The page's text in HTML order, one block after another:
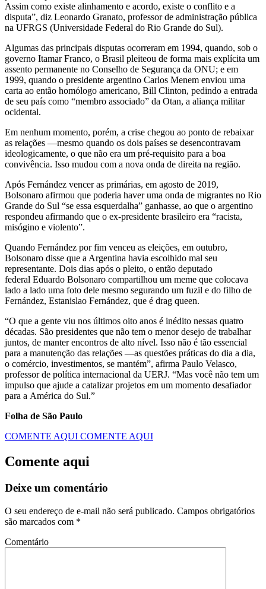
Assim como existe alinhamento e acordo, existe o conflito e a
disputa”, diz Leonardo Granato, professor de administração pública
na UFRGS (Universidade Federal do Rio Grande do Sul).
Algumas das principais disputas ocorreram em 1994, quando, sob o
governo Itamar Franco, o Brasil pleiteou de forma mais explícita um
assento permanente no Conselho de Segurança da ONU; e em
1999, quando o presidente argentino Carlos Menem enviou uma
carta ao então homólogo americano, Bill Clinton, pedindo a entrada
de seu país como “membro associado” da Otan, a aliança militar
ocidental.
Em nenhum momento, porém, a crise chegou ao ponto de rebaixar
as relações —mesmo quando os dois países se desencontravam
ideologicamente, o que não era um pré-requisito para a boa
convivência. Isso mudou com a nova onda de direita na região.
Após Fernández vencer as primárias, em agosto de 2019,
Bolsonaro afirmou que poderia haver uma onda de migrantes no Rio
Grande do Sul “se essa esquerdalha” ganhasse, ao que o argentino
respondeu afirmando que o ex-presidente brasileiro era “racista,
misógino e violento”.
Quando Fernández por fim venceu as eleições, em outubro,
Bolsonaro disse que a Argentina havia escolhido mal seu
representante. Dois dias após o pleito, o então deputado
federal Eduardo Bolsonaro compartilhou um meme que colocava
lado a lado uma foto dele mesmo segurando um fuzil e do filho de
Fernández, Estanislao Fernández, que é drag queen.
“O que a gente viu nos últimos oito anos é inédito nessas quatro
décadas. São presidentes que não tem o menor desejo de trabalhar
juntos, de manter encontros de alto nível. Isso não é tão essencial
para a manutenção das relações —as questões práticas do dia a dia,
o comércio, investimentos, se mantém”, afirma Paulo Velasco,
professor de política internacional da UERJ. “Mas você não tem um
impulso que ajude a catalizar projetos em um momento desafiador
para a América do Sul.”
Folha de São Paulo
COMENTE AQUI COMENTE AQUI
Comente aqui
Deixe um comentário
O seu endereço de e-mail não será publicado. Campos obrigatórios
são marcados com *
Comentário